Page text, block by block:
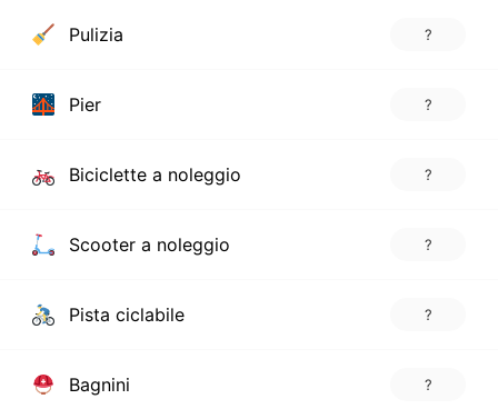
Pulizia ?
Pier ?
Biciclette a noleggio ?
Scooter a noleggio ?
Pista ciclabile ?
Bagnini ?